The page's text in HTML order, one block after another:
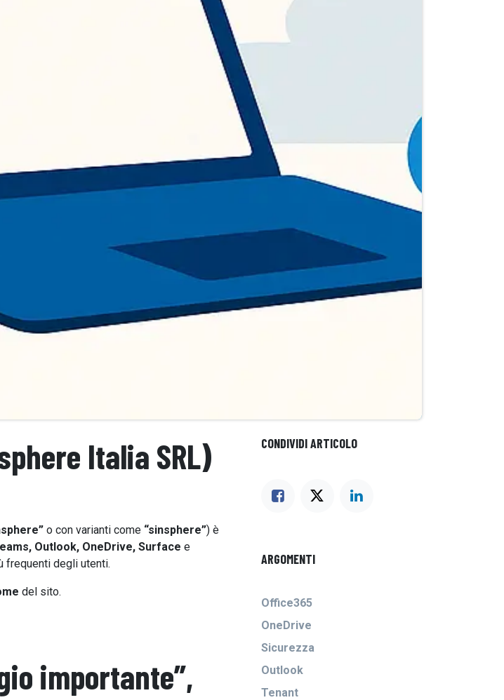
Italia SRL)
o con varianti come “sinsphere”) è
Outlook, OneDrive, Surface e
frequenti degli utenti.
del sito.
importante”,
CONDIVIDI ARTICOLO
ARGOMENTI
Office365
OneDrive
Sicurezza
Outlook
Tenant